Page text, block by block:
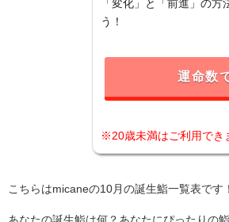
「変化」と「前進」の方
う！
運命数
※20歳未満はご利用でき
こちらはmicaneの10月の誕生鮨一覧表です！
あなたの誕生鮨は何？あなたにぴったりの